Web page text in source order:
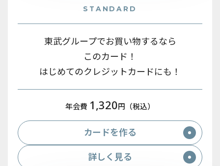
STANDARD
東武グループでお買い物するなら
このカード！
はじめてのクレジットカードにも！
年会費 1,320円（税込）
カードを作る
詳しく見る